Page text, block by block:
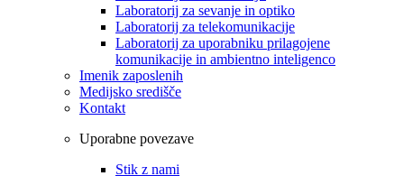
Laboratorij za sevanje in optiko
Laboratorij za telekomunikacije
Laboratorij za uporabniku prilagojene
komunikacije in ambientno inteligenco
Imenik zaposlenih
Medijsko središče
Kontakt
Uporabne povezave
Stik z nami